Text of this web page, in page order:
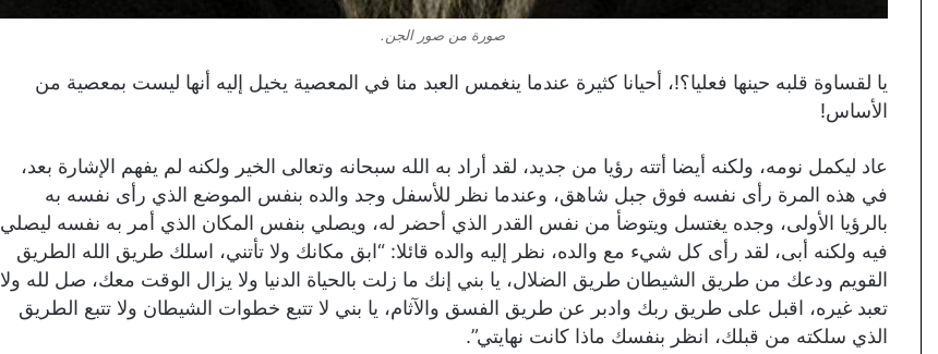
صورة من صور الجن.
يا لقساوة قلبه حينها فعليا؟!، أحيانا كثيرة عندما ينغمس العبد منا في المعصية يخيل إليه أنها ليست بمعصية من
الأساس!
عاد ليكمل نومه، ولكنه أيضا أتته رؤيا من جديد، لقد أراد به الله سبحانه وتعالى الخير ولكنه لم يفهم الإشارة بعد،
في هذه المرة رأى نفسه فوق جبل شاهق، وعندما نظر للأسفل وجد والده بنفس الموضع الذي رأى نفسه به
بالرؤيا الأولى، وجده يغتسل ويتوضأ من نفس القدر الذي أحضر له، ويصلي بنفس المكان الذي أمر به نفسه ليصلي
فيه ولكنه أبى، لقد رأى كل شيء مع والده، نظر إليه والده قائلا: “ابق مكانك ولا تأتني، اسلك طريق الله الطريق
القويم ودعك من طريق الشيطان طريق الضلال، يا بني إنك ما زلت بالحياة الدنيا ولا يزال الوقت معك، صل لله ولا
تعبد غيره، اقبل على طريق ربك وادبر عن طريق الفسق والآثام، يا بني لا تتبع خطوات الشيطان ولا تتبع الطريق
الذي سلكته من قبلك، انظر بنفسك ماذا كانت نهايتي”.